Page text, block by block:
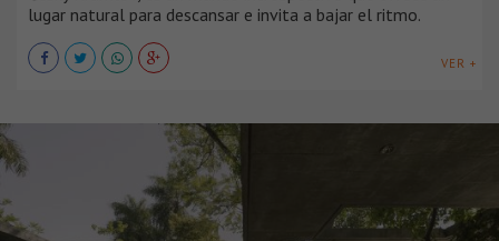
lugar natural para descansar e invita a bajar el ritmo.
VER +